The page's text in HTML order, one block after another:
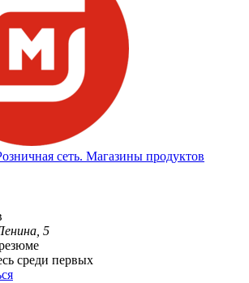
сеть. Магазины продуктов
5
среди первых